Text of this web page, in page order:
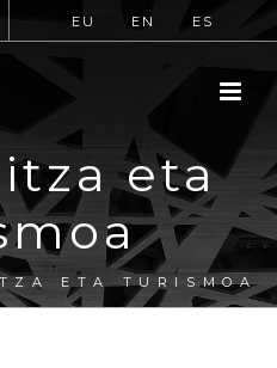
EU EN ES
eta
ETA TURISMOA